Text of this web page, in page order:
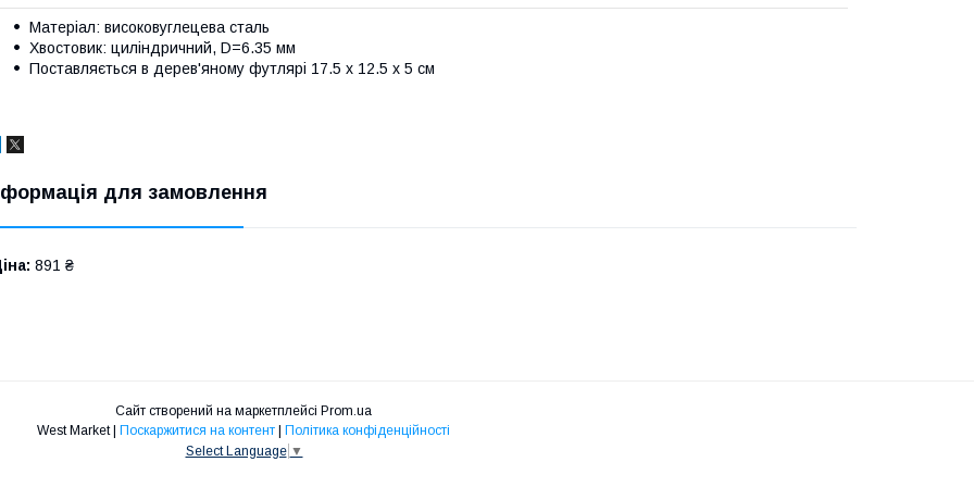
Матеріал: високовуглецева сталь
Хвостовик: циліндричний, D=6.35 мм
Поставляється в дерев'яному футлярі 17.5 х 12.5 х 5 см
для замовлення
891 ₴
Сайт створений на маркетплейсі Prom.ua
Поскаржитися на контент
Політика конфіденційності
Select Language ▼